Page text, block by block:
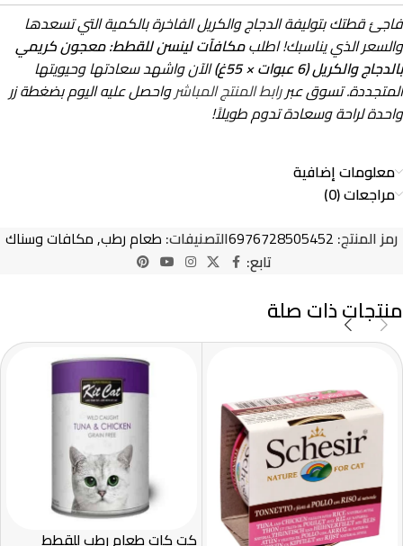
فاجئ قطتك بتوليفة الدجاج والكريل الفاخرة بالكمية التي تسعدها
والسعر الذي يناسبك! اطلبمكافآت لينسن للقطط: معجون كريمي
بالدجاج والكريل (6 عبوات × 55غ)
الآن واشهد سعادتها وحيويتها
المتجددة. تسوق عبررابط المنتج المباشرواحصل عليه اليوم بضغطة زر
واحدة لراحة وسعادة تدوم طويلاً!
معلومات إضافية
مراجعات (0)
رمز المنتج: 6976728505452التصنيفات: طعام رطب,مكافات وسناك
تابع:
منتجات ذات صلة
كت كات طعام رطب للقطط